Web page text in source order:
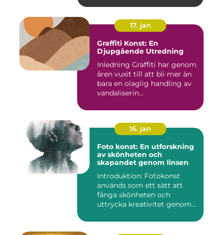
17. jan
Graffiti Konst: En
Djupgående Utredning
Inledning Graffiti har genom
åren vuxit till att bli mer än
bara en olaglig handling av
vandaliserin...
16. jan
Foto konst: En utforskning
av skönheten och
skapandet genom linsen
Introduktion: Fotokonst
används som ett sätt att
fånga skönheten och
uttrycka kreativitet genom